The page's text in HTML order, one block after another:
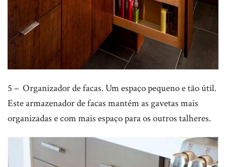
5 – Organizador de facas. Um espaço pequeno e tão útil.
Este armazenador de facas mantém as gavetas mais
organizadas e com mais espaço para os outros talheres.